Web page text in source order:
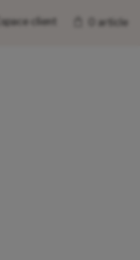
Espace client 0 article